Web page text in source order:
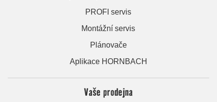
PROFI servis
Montážní servis
Plánovače
Aplikace HORNBACH
Vaše prodejna